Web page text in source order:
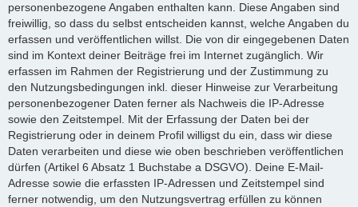
personenbezogene Angaben enthalten kann. Diese Angaben sind
freiwillig, so dass du selbst entscheiden kannst, welche Angaben du
erfassen und veröffentlichen willst. Die von dir eingegebenen Daten
sind im Kontext deiner Beiträge frei im Internet zugänglich. Wir
erfassen im Rahmen der Registrierung und der Zustimmung zu
den Nutzungsbedingungen inkl. dieser Hinweise zur Verarbeitung
personenbezogener Daten ferner als Nachweis die IP-Adresse
sowie den Zeitstempel. Mit der Erfassung der Daten bei der
Registrierung oder in deinem Profil willigst du ein, dass wir diese
Daten verarbeiten und diese wie oben beschrieben veröffentlichen
dürfen (Artikel 6 Absatz 1 Buchstabe a DSGVO). Deine E-Mail-
Adresse sowie die erfassten IP-Adressen und Zeitstempel sind
ferner notwendig, um den Nutzungsvertrag erfüllen zu können